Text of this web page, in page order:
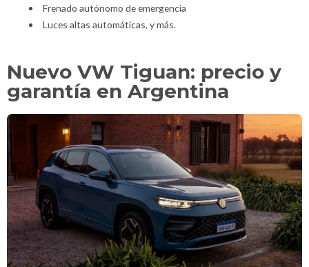
Frenado autónomo de emergencia
Luces altas automáticas, y más.
Nuevo VW Tiguan: precio y
garantía en Argentina